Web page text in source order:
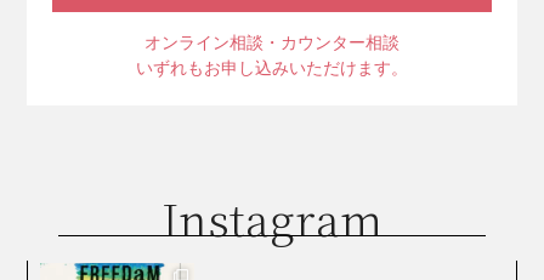
オンライン相談・カウンター相談
いずれもお申し込みいただけます。
Instagram